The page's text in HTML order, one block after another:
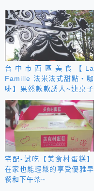
台中市西區美食【La
Famille 法米法式甜點‧咖
啡】果然款款誘人~連桌子
都差點擺不下去了啊！
宅配-試吃【美食村蛋糕】
在家也能輕鬆的享受優雅早
餐和下午茶~